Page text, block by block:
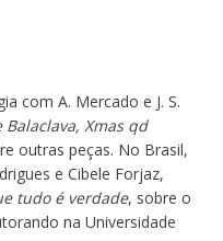
com A. Mercado e J. S.
Balaclava, Xmas qd
outras peças. No Brasil,
e Cibele Forjaz,
tudo é verdade, sobre o
na Universidade